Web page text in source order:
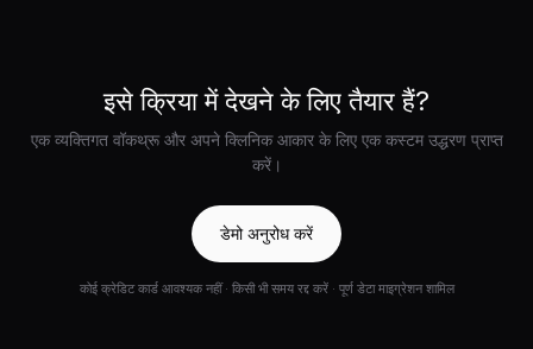
इसे क्रिया में देखने के लिए तैयार हैं?
एक व्यक्तिगत वॉकथ्रू और अपने क्लिनिक आकार के लिए एक कस्टम उद्धरण प्राप्त
करें।
डेमो अनुरोध करें
कोई क्रेडिट कार्ड आवश्यक नहीं · किसी भी समय रद्द करें · पूर्ण डेटा माइग्रेशन शामिल